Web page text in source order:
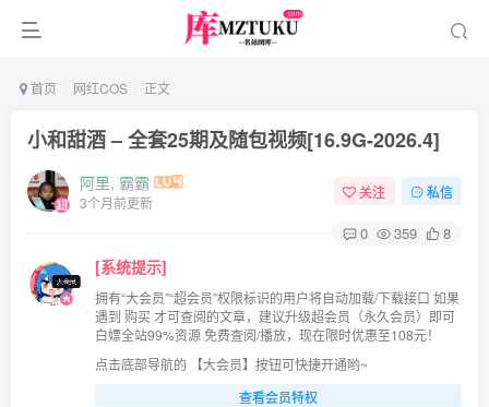
首页 网红COS 正文
小和甜酒 – 全套25期及随包视频[16.9G-2026.4]
阿里, 霸霸
3个月前更新
关注 私信
0 359 8
[系统提示]
拥有“大会员”“超会员”权限标识的用户将自动加载/下载接口 如果
遇到 购买 才可查阅的文章，建议升级超会员（永久会员）即可
白嫖全站99%资源 免费查阅/播放，现在限时优惠至108元！
点击底部导航的 【大会员】按钮可快捷开通哟~
查看会员特权